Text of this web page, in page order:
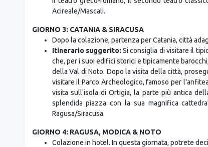
di vegetazione e paesaggi incontrati lungo il
qualità, partecipare a una degustazione e
altopiano ai piedi del Monte Tauro, affacciata
il teatro greco-romano, il secondo teatro
Acireale/Mascali.
GIORNO 3: CATANIA & SIRACUSA
Dopo la colazione, partenza per Catania, città
Itinerario suggerito: Si consiglia di visitare il
che, per i suoi edifici storici e tipicamente
visitare il Parco Archeologico, famoso per
visita sull'isola di Ortigia, la parte più antica